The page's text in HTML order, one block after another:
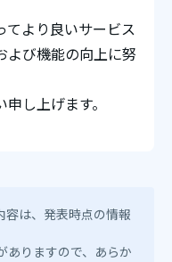
てより良いサービス
よび機能の向上に努
し上げます。
容は、発表時点の情報
ありますので、あらか